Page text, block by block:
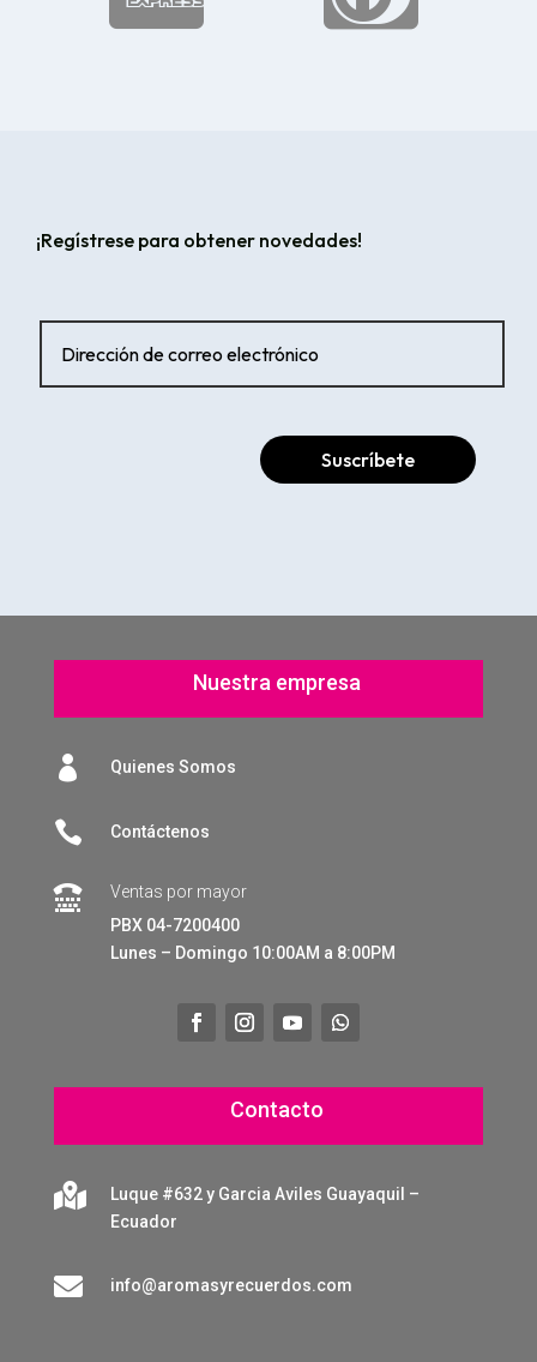
¡Regístrese para obtener novedades!
Suscríbete
Nuestra empresa
 Quienes Somos
 Contáctenos

Ventas por mayor
PBX 04-7200400
Lunes – Domingo 10:00AM a 8:00PM
Contacto

Luque #632 y Garcia Aviles Guayaquil –
Ecuador
 info@aromasyrecuerdos.com